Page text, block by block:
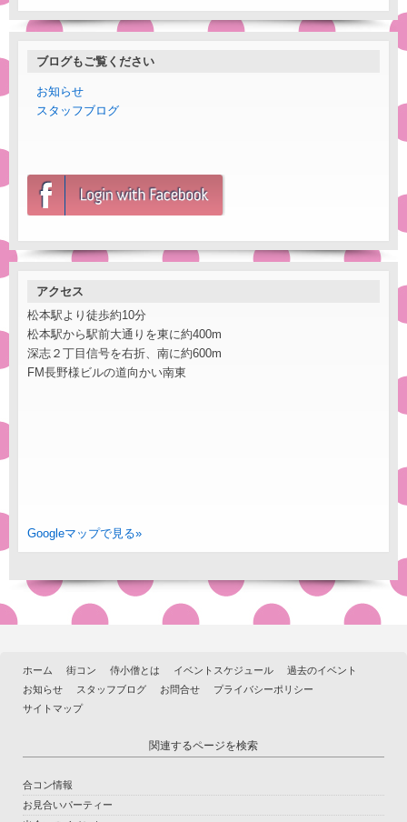
ブログもご覧ください
お知らせ
スタッフブログ
アクセス
松本駅より徒歩約10分
松本駅から駅前大通りを東に約400m
深志２丁目信号を右折、南に約600m
FM長野様ビルの道向かい南東
Googleマップで見る»
ホーム 街コン 侍小僧とは イベントスケジュール
過去のイベント
お知らせ
スタッフブログ お問合せ
プライバシーポリシー
サイトマップ
関連するページを検索
合コン情報
お見合いパーティー